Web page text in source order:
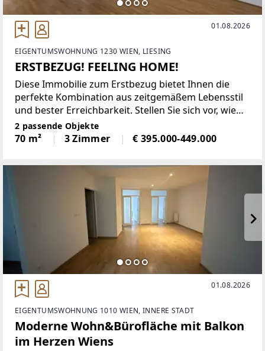
01.08.2026
EIGENTUMSWOHNUNG 1230 WIEN, LIESING
ERSTBEZUG! FEELING HOME!
Diese Immobilie zum Erstbezug bietet Ihnen die
perfekte Kombination aus zeitgemäßem Lebensstil
und bester Erreichbarkeit. Stellen Sie sich vor, wie
Sie jeden Morgen in Ihrer stilvollen, neu gestalteten
Wohnung aufwachen. Die lichtdurchfluteten Räume
2 passende Objekte
70 m² 3 Zimmer € 395.000-449.000
01.08.2026
EIGENTUMSWOHNUNG 1010 WIEN, INNERE STADT
Moderne Wohn&Bürofläche mit Balkon
im Herzen Wiens